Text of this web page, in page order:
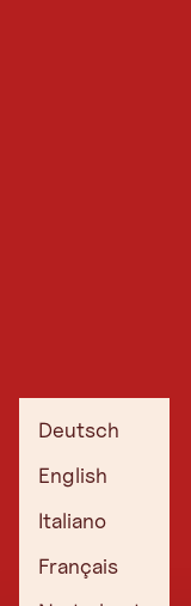
Deutsch
English
Italiano
Français